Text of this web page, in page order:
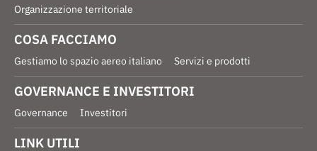
Organizzazione territoriale
COSA FACCIAMO
Gestiamo lo spazio aereo italiano Servizi e prodotti
GOVERNANCE E INVESTITORI
Governance Investitori
LINK UTILI